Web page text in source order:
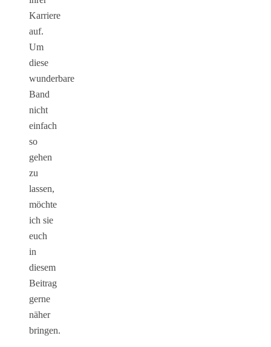
Karriere
auf.
Um
diese
wunderbare
Band
nicht
einfach
so
gehen
zu
lassen,
möchte
ich sie
euch
in
diesem
Beitrag
gerne
näher
bringen.